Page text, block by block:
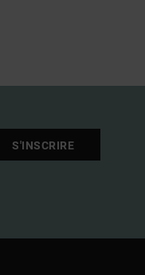
S'INSCRIRE